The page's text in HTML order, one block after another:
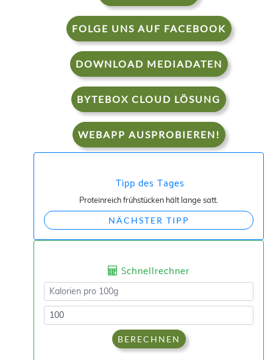
FOLGE UNS AUF FACEBOOK
DOWNLOAD MEDIADATEN
BYTEBOX CLOUD LÖSUNG
WEBAPP AUSPROBIEREN!
Tipp des Tages
Proteinreich frühstücken hält lange satt.
NÄCHSTER TIPP
Schnellrechner
BERECHNEN